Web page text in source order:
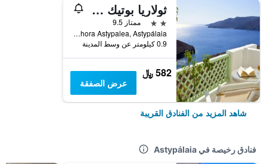
ثولاريا بوتيك هوتل
2 نجمتين
ممتاز 9.5
Chora Astypalea, Astypálaia, اليونان
0.9 كيلومتر عن وسط المدينة
582 ﷼
عرض الصفقة
شاهد المزيد من الفنادق القريبة
فنادق رخيصة في Astypálaia